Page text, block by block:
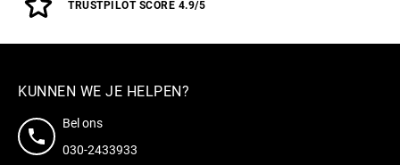
TRUSTPILOT SCORE 4.9/5
KUNNEN WE JE HELPEN?
Bel ons
030-2433933